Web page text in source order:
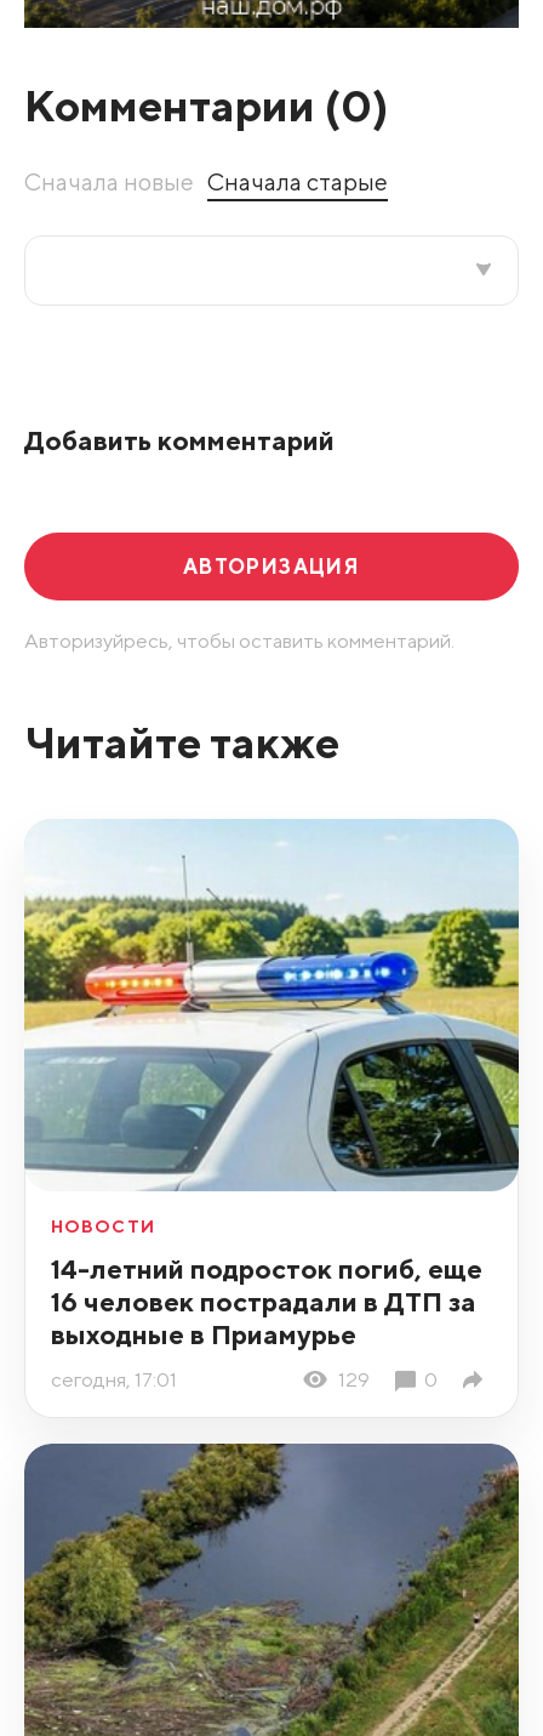
Комментарии (0)
Сначала новые Сначала старые
Добавить комментарий
АВТОРИЗАЦИЯ
Авторизуйресь, чтобы оставить комментарий.
Читайте также
НОВОСТИ
14-летний подросток погиб, еще
16 человек пострадали в ДТП за
выходные в Приамурье
сегодня, 17:01 129 0